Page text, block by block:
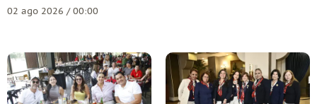
02 ago 2026 / 00:00